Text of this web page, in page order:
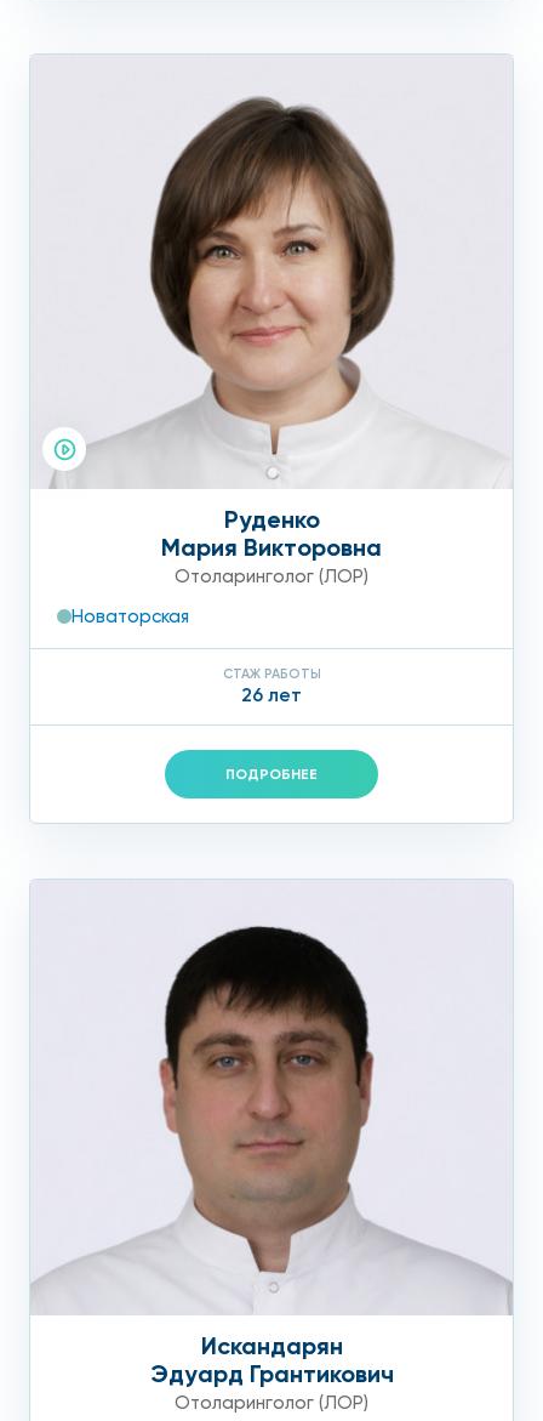
Руденко
Мария Викторовна
Отоларинголог (ЛОР)
Новаторская
СТАЖ РАБОТЫ
26 лет
ПОДРОБНЕЕ
Искандарян
Эдуард Грантикович
Отоларинголог (ЛОР)